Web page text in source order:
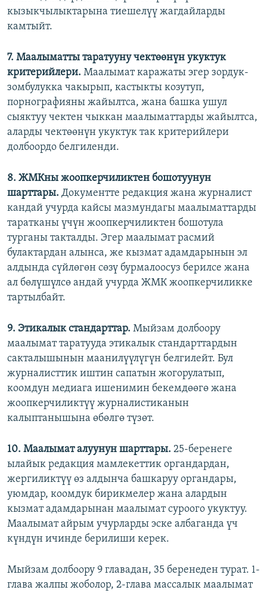
кызыкчылыктарына тиешелүү жагдайларды
камтыйт.
7. Маалыматты таратууну чектөөнүн укуктук
критерийлери. Маалымат каражаты эгер зордук-
зомбулукка чакырып, кастыкты козутуп,
порнографияны жайылтса, жана башка ушул
сыяктуу чектен чыккан маалыматтарды жайылтса,
аларды чектөөнүн укуктук так критерийлери
долбоордо белгиленди.
8. ЖМКны жоопкерчиликтен бошотуунун
шарттары. Документте редакция жана журналист
кандай учурда кайсы мазмундагы маалыматтарды
таратканы үчүн жоопкерчиликтен бошотула
турганы такталды. Эгер маалымат расмий
булактардан алынса, же кызмат адамдарынын эл
алдында сүйлөгөн сөзү бурмалоосуз берилсе жана
ал бөлүшүлсө андай учурда ЖМК жоопкерчиликке
тартылбайт.
9. Этикалык стандарттар. Мыйзам долбоору
маалымат таратууда этикалык стандарттардын
сакталышынын маанилүүлүгүн белгилейт. Бул
журналисттик иштин сапатын жогорулатып,
коомдун медиага ишенимин бекемдөөгө жана
жоопкерчиликтүү журналистиканын
калыптанышына өбөлгө түзөт.
10. Маалымат алуунун шарттары. 25-беренеге
ылайык редакция мамлекеттик органдардан,
жергиликтүү өз алдынча башкаруу органдары,
уюмдар, коомдук бирикмелер жана алардын
кызмат адамдарынан маалымат суроого укуктуу.
Маалымат айрым учурларды эске албаганда үч
күндүн ичинде берилиши керек.
Мыйзам долбоору 9 главадан, 35 беренеден турат. 1-
глава жалпы жоболор, 2-глава массалык маалымат